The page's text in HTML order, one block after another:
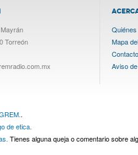
Torreón
Mapa
Aviso
.
de etica.
Tienes alguna queja o comentario sobre